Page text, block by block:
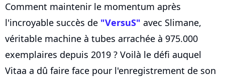
Comment maintenir le momentum après
l'incroyable succès de "VersuS" avec Slimane,
véritable machine à tubes arrachée à 975.000
exemplaires depuis 2019 ? Voilà le défi auquel
Vitaa a dû faire face pour l'enregistrement de son